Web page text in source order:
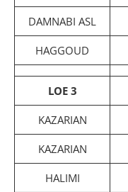
DAMNABI ASL
HAGGOUD
LOE 3
KAZARIAN
KAZARIAN
HALIMI